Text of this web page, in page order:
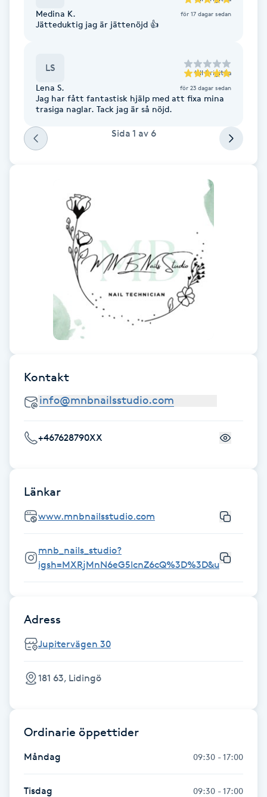
Fransk manikyr
Friskvård
Friskvårdsmassage
Funktionsanalys
Gelenaglar
Gellack
Gravidyoga
Gua Sha-massage
Headspa
Healing
Herrklippning
Hollywood Peel
Medina K. för 17 dagar sedan
Jätteduktig jag är jättenöjd 👍
LS till Brigitta
Lena S. för 23 dagar sedan
Jag har fått fantastisk hjälp med att fixa mina
trasiga naglar. Tack jag är så nöjd.
Sida 1 av 6
Kontakt
+467628790XX
Länkar
www.mnbnailsstudio.com
mnb_nails_studio?
Adress
Jupitervägen 30
181 63, Lidingö
Ordinarie öppettider
Måndag 09:30 - 17:00
Tisdag 09:30 - 17:00